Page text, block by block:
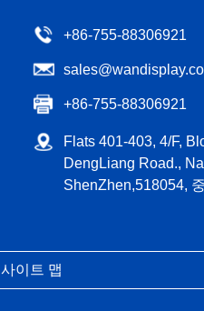
+86-755-88306921
+86-755-88306921
Flats 401-403, 4/F,
DengLiang Road.,
ShenZhen,518054,
사이트 맵